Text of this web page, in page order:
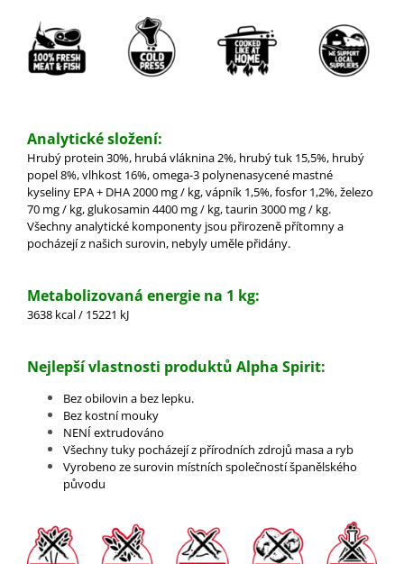
Analytické složení:
Hrubý protein 30%, hrubá vláknina 2%, hrubý tuk 15,5%, hrubý
popel 8%, vlhkost 16%, omega-3 polynenasycené mastné
kyseliny EPA + DHA 2000 mg / kg, vápník 1,5%, fosfor 1,2%, železo
70 mg / kg, glukosamin 4400 mg / kg, taurin 3000 mg / kg.
Všechny analytické komponenty jsou přirozeně přítomny a
pocházejí z našich surovin, nebyly uměle přidány.
Metabolizovaná energie na 1 kg:
3638 kcal / 15221 kJ
Nejlepší vlastnosti produktů Alpha Spirit:
Bez obilovin a bez lepku.
Bez kostní mouky
NENÍ extrudováno
Všechny tuky pocházejí z přírodních zdrojů masa a ryb
Vyrobeno ze surovin místních společností španělského
původu